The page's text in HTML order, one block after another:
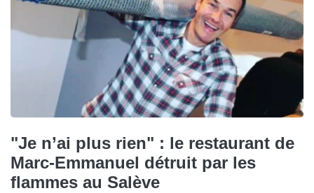
"Je n’ai plus rien" : le restaurant de
Marc-Emmanuel détruit par les
flammes au Salève